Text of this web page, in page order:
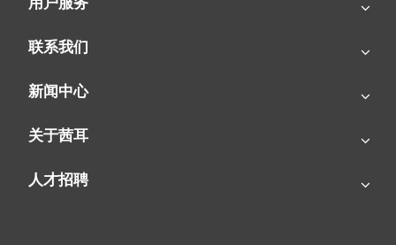
的地下环境，提供大量的地下热量，从而改善地下恶劣的工作环
联系我们
新闻中心
关于茜耳
人才招聘